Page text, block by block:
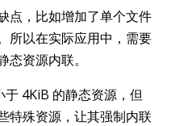
点，比如增加了单个文件
所以在实际应用中，需要
资源内联。
4KiB 的静态资源，但
特殊资源，让其强制内联